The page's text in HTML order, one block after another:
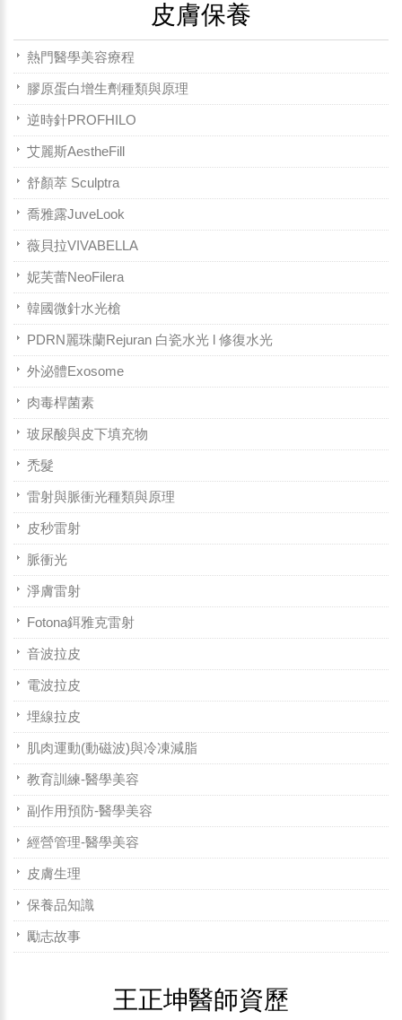
皮膚保養
熱門醫學美容療程
膠原蛋白增生劑種類與原理
逆時針PROFHILO
艾麗斯AestheFill
舒顏萃 Sculptra
喬雅露JuveLook
薇貝拉VIVABELLA
妮芙蕾NeoFilera
韓國微針水光槍
PDRN麗珠蘭Rejuran 白瓷水光 l 修復水光
外泌體Exosome
肉毒桿菌素
玻尿酸與皮下填充物
禿髮
雷射與脈衝光種類與原理
皮秒雷射
脈衝光
淨膚雷射
Fotona鉺雅克雷射
音波拉皮
電波拉皮
埋線拉皮
肌肉運動(動磁波)與冷凍減脂
教育訓練-醫學美容
副作用預防-醫學美容
經營管理-醫學美容
皮膚生理
保養品知識
勵志故事
王正坤醫師資歷